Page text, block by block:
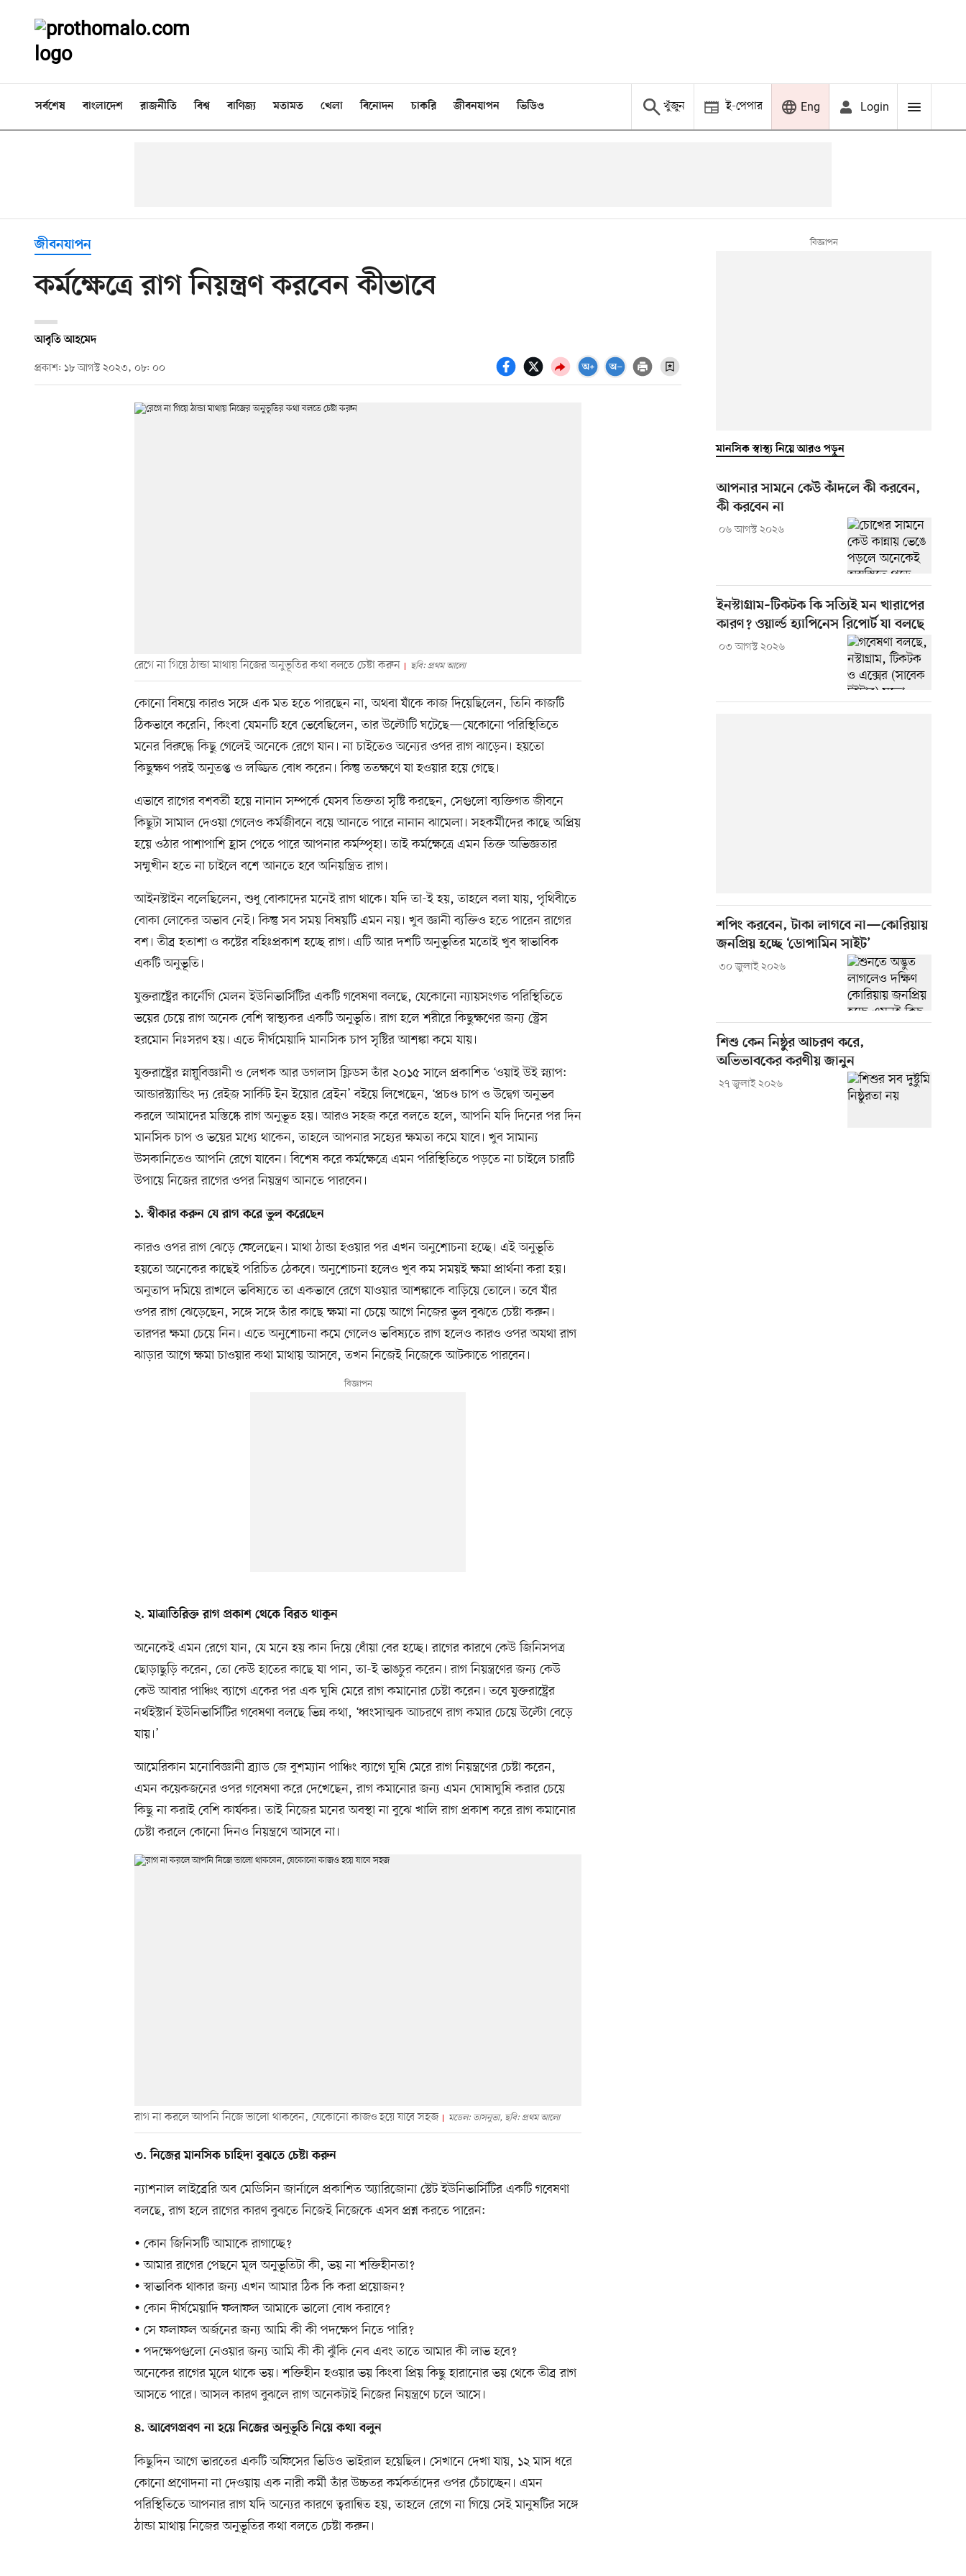
সর্বশেষ বাংলাদেশ রাজনীতি বিশ্ব বাণিজ্য মতামত খেলা বিনোদন চাকরি জীবনযাপন ভিডিও খুঁজুন ই-পেপার Eng Login
জীবনযাপন
কর্মক্ষেত্রে রাগ নিয়ন্ত্রণ করবেন কীভাবে
আবৃতি আহমেদ
প্রকাশ: ১৮ আগস্ট ২০২৩, ০৮: ০০
রেগে না গিয়ে ঠান্ডা মাথায় নিজের অনুভূতির কথা বলতে চেষ্টা করুন ছবি: প্রথম আলো
কোনো বিষয়ে কারও সঙ্গে এক মত হতে পারছেন না, অথবা যাঁকে কাজ দিয়েছিলেন, তিনি কাজটি
ঠিকভাবে করেনি, কিংবা যেমনটি হবে ভেবেছিলেন, তার উল্টোটি ঘটেছে—যেকোনো পরিস্থিতিতে
মনের বিরুদ্ধে কিছু গেলেই অনেকে রেগে যান। না চাইতেও অন্যের ওপর রাগ ঝাড়েন। হয়তো
কিছুক্ষণ পরই অনুতপ্ত ও লজ্জিত বোধ করেন। কিন্তু ততক্ষণে যা হওয়ার হয়ে গেছে।
এভাবে রাগের বশবর্তী হয়ে নানান সম্পর্কে যেসব তিক্ততা সৃষ্টি করছেন, সেগুলো ব্যক্তিগত জীবনে
কিছুটা সামাল দেওয়া গেলেও কর্মজীবনে বয়ে আনতে পারে নানান ঝামেলা। সহকর্মীদের কাছে অপ্রিয়
হয়ে ওঠার পাশাপাশি হ্রাস পেতে পারে আপনার কর্মস্পৃহা। তাই কর্মক্ষেত্রে এমন তিক্ত অভিজ্ঞতার
সম্মুখীন হতে না চাইলে বশে আনতে হবে অনিয়ন্ত্রিত রাগ।
আইনস্টাইন বলেছিলেন, শুধু বোকাদের মনেই রাগ থাকে। যদি তা-ই হয়, তাহলে বলা যায়, পৃথিবীতে
বোকা লোকের অভাব নেই। কিন্তু সব সময় বিষয়টি এমন নয়। খুব জ্ঞানী ব্যক্তিও হতে পারেন রাগের
বশ। তীব্র হতাশা ও কষ্টের বহিঃপ্রকাশ হচ্ছে রাগ। এটি আর দশটি অনুভূতির মতোই খুব স্বাভাবিক
একটি অনুভূতি।
যুক্তরাষ্ট্রের কার্নেগি মেলন ইউনিভার্সিটির একটি গবেষণা বলছে, যেকোনো ন্যায়সংগত পরিস্থিতিতে
ভয়ের চেয়ে রাগ অনেক বেশি স্বাস্থ্যকর একটি অনুভূতি। রাগ হলে শরীরে কিছুক্ষণের জন্য স্ট্রেস
হরমোন নিঃসরণ হয়। এতে দীর্ঘমেয়াদি মানসিক চাপ সৃষ্টির আশঙ্কা কমে যায়।
যুক্তরাষ্ট্রের স্নায়ুবিজ্ঞানী ও লেখক আর ডগলাস ফ্লিডস তাঁর ২০১৫ সালে প্রকাশিত ‘ওয়াই উই স্ন্যাপ:
আন্ডারস্ট্যান্ডিং দ্য রেইজ সার্কিট ইন ইয়োর ব্রেইন’ বইয়ে লিখেছেন, ‘প্রচণ্ড চাপ ও উদ্বেগ অনুভব
করলে আমাদের মস্তিষ্কে রাগ অনুভূত হয়। আরও সহজ করে বলতে হলে, আপনি যদি দিনের পর দিন
মানসিক চাপ ও ভয়ের মধ্যে থাকেন, তাহলে আপনার সহ্যের ক্ষমতা কমে যাবে। খুব সামান্য
উসকানিতেও আপনি রেগে যাবেন। বিশেষ করে কর্মক্ষেত্রে এমন পরিস্থিতিতে পড়তে না চাইলে চারটি
উপায়ে নিজের রাগের ওপর নিয়ন্ত্রণ আনতে পারবেন।
১. স্বীকার করুন যে রাগ করে ভুল করেছেন
কারও ওপর রাগ ঝেড়ে ফেলেছেন। মাথা ঠান্ডা হওয়ার পর এখন অনুশোচনা হচ্ছে। এই অনুভূতি
হয়তো অনেকের কাছেই পরিচিত ঠেকবে। অনুশোচনা হলেও খুব কম সময়ই ক্ষমা প্রার্থনা করা হয়।
অনুতাপ দমিয়ে রাখলে ভবিষ্যতে তা একভাবে রেগে যাওয়ার আশঙ্কাকে বাড়িয়ে তোলে। তবে যাঁর
ওপর রাগ ঝেড়েছেন, সঙ্গে সঙ্গে তাঁর কাছে ক্ষমা না চেয়ে আগে নিজের ভুল বুঝতে চেষ্টা করুন।
তারপর ক্ষমা চেয়ে নিন। এতে অনুশোচনা কমে গেলেও ভবিষ্যতে রাগ হলেও কারও ওপর অযথা রাগ
ঝাড়ার আগে ক্ষমা চাওয়ার কথা মাথায় আসবে, তখন নিজেই নিজেকে আটকাতে পারবেন।
২. মাত্রাতিরিক্ত রাগ প্রকাশ থেকে বিরত থাকুন
অনেকেই এমন রেগে যান, যে মনে হয় কান দিয়ে ধোঁয়া বের হচ্ছে। রাগের কারণে কেউ জিনিসপত্র
ছোড়াছুড়ি করেন, তো কেউ হাতের কাছে যা পান, তা-ই ভাঙচুর করেন। রাগ নিয়ন্ত্রণের জন্য কেউ
কেউ আবার পাঞ্চিং ব্যাগে একের পর এক ঘুষি মেরে রাগ কমানোর চেষ্টা করেন। তবে যুক্তরাষ্ট্রের
নর্থইস্টার্ন ইউনিভার্সিটির গবেষণা বলছে ভিন্ন কথা, ‘ধ্বংসাত্মক আচরণে রাগ কমার চেয়ে উল্টো বেড়ে
যায়।’
আমেরিকান মনোবিজ্ঞানী ব্র্যাড জে বুশম্যান পাঞ্চিং ব্যাগে ঘুষি মেরে রাগ নিয়ন্ত্রণের চেষ্টা করেন,
এমন কয়েকজনের ওপর গবেষণা করে দেখেছেন, রাগ কমানোর জন্য এমন ঘোষাঘুষি করার চেয়ে
কিছু না করাই বেশি কার্যকর। তাই নিজের মনের অবস্থা না বুঝে খালি রাগ প্রকাশ করে রাগ কমানোর
চেষ্টা করলে কোনো দিনও নিয়ন্ত্রণে আসবে না।
রাগ না করলে আপনি নিজে ভালো থাকবেন, যেকোনো কাজও হয়ে যাবে সহজ মডেল: তাসনুভা, ছবি: প্রথম আলো
৩. নিজের মানসিক চাহিদা বুঝতে চেষ্টা করুন
ন্যাশনাল লাইব্রেরি অব মেডিসিন জার্নালে প্রকাশিত অ্যারিজোনা স্টেট ইউনিভার্সিটির একটি গবেষণা
বলছে, রাগ হলে রাগের কারণ বুঝতে নিজেই নিজেকে এসব প্রশ্ন করতে পারেন:
• কোন জিনিসটি আমাকে রাগাচ্ছে?
• আমার রাগের পেছনে মূল অনুভূতিটা কী, ভয় না শক্তিহীনতা?
• স্বাভাবিক থাকার জন্য এখন আমার ঠিক কি করা প্রয়োজন?
• কোন দীর্ঘমেয়াদি ফলাফল আমাকে ভালো বোধ করাবে?
• সে ফলাফল অর্জনের জন্য আমি কী কী পদক্ষেপ নিতে পারি?
• পদক্ষেপগুলো নেওয়ার জন্য আমি কী কী ঝুঁকি নেব এবং তাতে আমার কী লাভ হবে?
অনেকের রাগের মূলে থাকে ভয়। শক্তিহীন হওয়ার ভয় কিংবা প্রিয় কিছু হারানোর ভয় থেকে তীব্র রাগ
আসতে পারে। আসল কারণ বুঝলে রাগ অনেকটাই নিজের নিয়ন্ত্রণে চলে আসে।
৪. আবেগপ্রবণ না হয়ে নিজের অনুভূতি নিয়ে কথা বলুন
কিছুদিন আগে ভারতের একটি অফিসের ভিডিও ভাইরাল হয়েছিল। সেখানে দেখা যায়, ১২ মাস ধরে
কোনো প্রণোদনা না দেওয়ায় এক নারী কর্মী তাঁর উচ্চতর কর্মকর্তাদের ওপর চেঁচাচ্ছেন। এমন
পরিস্থিতিতে আপনার রাগ যদি অন্যের কারণে ত্বরান্বিত হয়, তাহলে রেগে না গিয়ে সেই মানুষটির সঙ্গে
ঠান্ডা মাথায় নিজের অনুভূতির কথা বলতে চেষ্টা করুন।
মানসিক স্বাস্থ্য নিয়ে আরও পড়ুন
আপনার সামনে কেউ কাঁদলে কী করবেন,
কী করবেন না
০৬ আগস্ট ২০২৬
ইনস্টাগ্রাম–টিকটক কি সত্যিই মন খারাপের
কারণ? ওয়ার্ল্ড হ্যাপিনেস রিপোর্ট যা বলছে
০৩ আগস্ট ২০২৬
শপিং করবেন, টাকা লাগবে না—কোরিয়ায়
জনপ্রিয় হচ্ছে ‘ডোপামিন সাইট’
৩০ জুলাই ২০২৬
শিশু কেন নিষ্ঠুর আচরণ করে,
অভিভাবকের করণীয় জানুন
২৭ জুলাই ২০২৬